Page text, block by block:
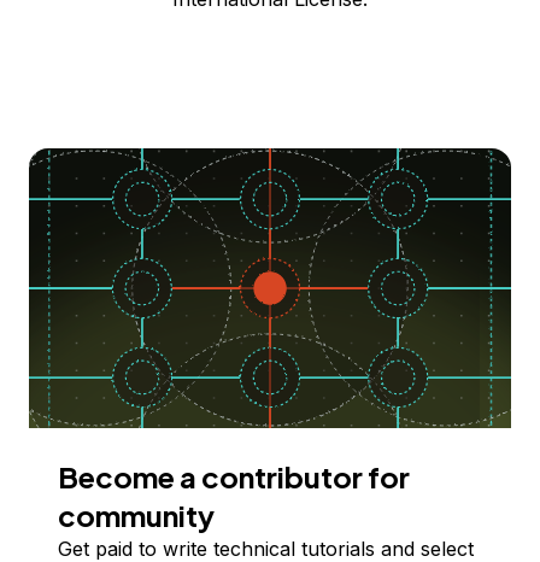
Become a contributor for
community
Get paid to write technical tutorials and select